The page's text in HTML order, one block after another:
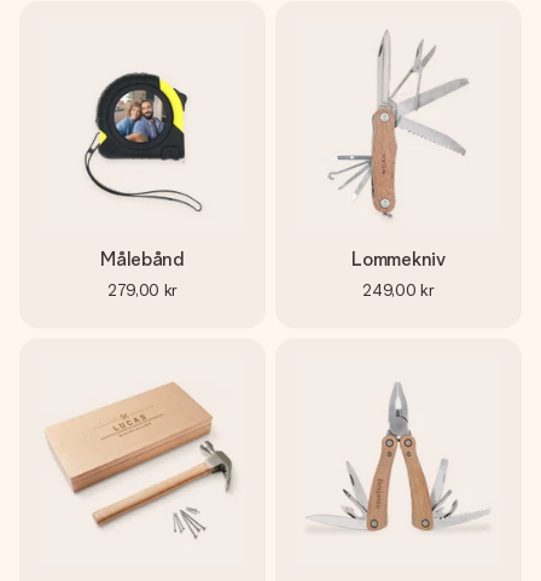
Målebånd
279,00 kr
Lommekniv
249,00 kr